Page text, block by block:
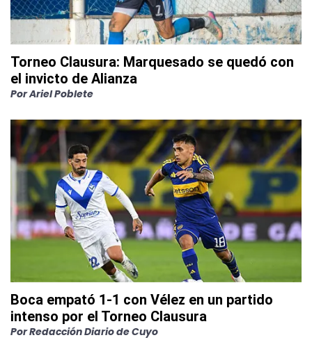
Torneo Clausura: Marquesado se quedó con
el invicto de Alianza
PorAriel Poblete
Boca empató 1-1 con Vélez en un partido
intenso por el Torneo Clausura
PorRedacción Diario de Cuyo